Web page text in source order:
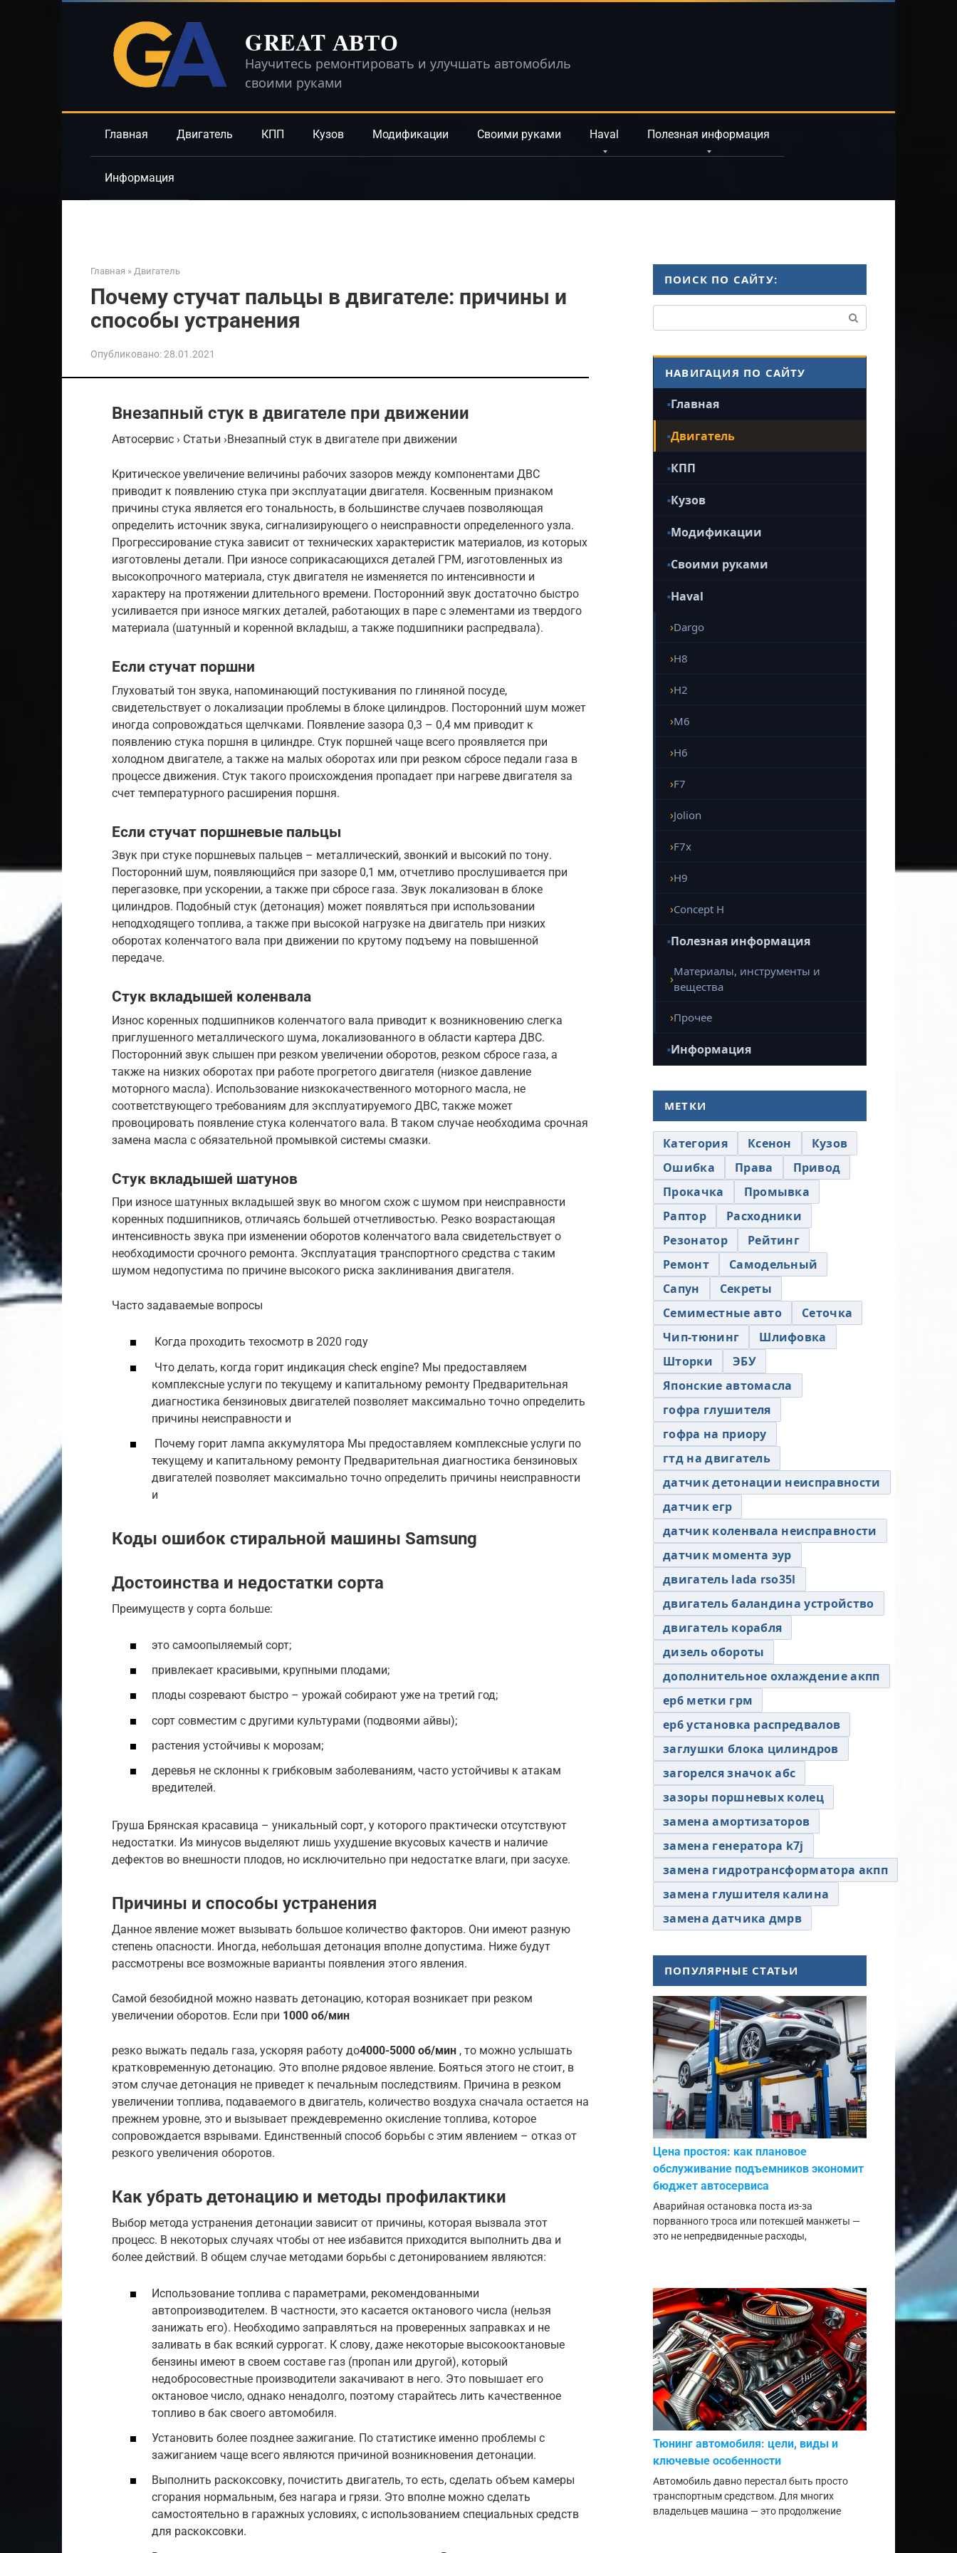
GREAT АВТО
Научитесь ремонтировать и улучшать автомобиль
своими руками
Главная Двигатель КПП Кузов Модификации Своими руками Haval Полезная информация
Информация
Главная » Двигатель
Почему стучат пальцы в двигателе: причины и
способы устранения
Опубликовано:28.01.2021
Внезапный стук в двигателе при движении
Автосервис › Статьи ›Внезапный стук в двигателе при движении
Критическое увеличение величины рабочих зазоров между компонентами ДВС
приводит к появлению стука при эксплуатации двигателя. Косвенным признаком
причины стука является его тональность, в большинстве случаев позволяющая
определить источник звука, сигнализирующего о неисправности определенного узла.
Прогрессирование стука зависит от технических характеристик материалов, из которых
изготовлены детали. При износе соприкасающихся деталей ГРМ, изготовленных из
высокопрочного материала, стук двигателя не изменяется по интенсивности и
характеру на протяжении длительного времени. Посторонний звук достаточно быстро
усиливается при износе мягких деталей, работающих в паре с элементами из твердого
материала (шатунный и коренной вкладыш, а также подшипники распредвала).
Если стучат поршни
Глуховатый тон звука, напоминающий постукивания по глиняной посуде,
свидетельствует о локализации проблемы в блоке цилиндров. Посторонний шум может
иногда сопровождаться щелчками. Появление зазора 0,3 – 0,4 мм приводит к
появлению стука поршня в цилиндре. Стук поршней чаще всего проявляется при
холодном двигателе, а также на малых оборотах или при резком сбросе педали газа в
процессе движения. Стук такого происхождения пропадает при нагреве двигателя за
счет температурного расширения поршня.
Если стучат поршневые пальцы
Звук при стуке поршневых пальцев – металлический, звонкий и высокий по тону.
Посторонний шум, появляющийся при зазоре 0,1 мм, отчетливо прослушивается при
перегазовке, при ускорении, а также при сбросе газа. Звук локализован в блоке
цилиндров. Подобный стук (детонация) может появляться при использовании
неподходящего топлива, а также при высокой нагрузке на двигатель при низких
оборотах коленчатого вала при движении по крутому подъему на повышенной
передаче.
Стук вкладышей коленвала
Износ коренных подшипников коленчатого вала приводит к возникновению слегка
приглушенного металлического шума, локализованного в области картера ДВС.
Посторонний звук слышен при резком увеличении оборотов, резком сбросе газа, а
также на низких оборотах при работе прогретого двигателя (низкое давление
моторного масла). Использование низкокачественного моторного масла, не
соответствующего требованиям для эксплуатируемого ДВС, также может
провоцировать появление стука коленчатого вала. В таком случае необходима срочная
замена масла с обязательной промывкой системы смазки.
Стук вкладышей шатунов
При износе шатунных вкладышей звук во многом схож с шумом при неисправности
коренных подшипников, отличаясь большей отчетливостью. Резко возрастающая
интенсивность звука при изменении оборотов коленчатого вала свидетельствует о
необходимости срочного ремонта. Эксплуатация транспортного средства с таким
шумом недопустима по причине высокого риска заклинивания двигателя.
Часто задаваемые вопросы
Когда проходить техосмотр в 2020 году
Что делать, когда горит индикация check engine? Мы предоставляем
комплексные услуги по текущему и капитальному ремонту Предварительная
диагностика бензиновых двигателей позволяет максимально точно определить
причины неисправности и
Почему горит лампа аккумулятора Мы предоставляем комплексные услуги по
текущему и капитальному ремонту Предварительная диагностика бензиновых
двигателей позволяет максимально точно определить причины неисправности
и
Коды ошибок стиральной машины Samsung
Достоинства и недостатки сорта
Преимуществ у сорта больше:
это самоопыляемый сорт;
привлекает красивыми, крупными плодами;
плоды созревают быстро – урожай собирают уже на третий год;
сорт совместим с другими культурами (подвоями айвы);
растения устойчивы к морозам;
деревья не склонны к грибковым заболеваниям, часто устойчивы к атакам
вредителей.
Груша Брянская красавица – уникальный сорт, у которого практически отсутствуют
недостатки. Из минусов выделяют лишь ухудшение вкусовых качеств и наличие
дефектов во внешности плодов, но исключительно при недостатке влаги, при засухе.
Причины и способы устранения
Данное явление может вызывать большое количество факторов. Они имеют разную
степень опасности. Иногда, небольшая детонация вполне допустима. Ниже будут
рассмотрены все возможные варианты появления этого явления.
Самой безобидной можно назвать детонацию, которая возникает при резком
увеличении оборотов. Если при 1000 об/мин
резко выжать педаль газа, ускоряя работу до4000-5000 об/мин , то можно услышать
кратковременную детонацию. Это вполне рядовое явление. Бояться этого не стоит, в
этом случае детонация не приведет к печальным последствиям. Причина в резком
увеличении топлива, подаваемого в двигатель, количество воздуха сначала остается на
прежнем уровне, это и вызывает преждевременно окисление топлива, которое
сопровождается взрывами. Единственный способ борьбы с этим явлением – отказ от
резкого увеличения оборотов.
Как убрать детонацию и методы профилактики
Выбор метода устранения детонации зависит от причины, которая вызвала этот
процесс. В некоторых случаях чтобы от нее избавится приходится выполнить два и
более действий. В общем случае методами борьбы с детонированием являются:
Использование топлива с параметрами, рекомендованными
автопроизводителем. В частности, это касается октанового числа (нельзя
занижать его). Необходимо заправляться на проверенных заправках и не
заливать в бак всякий суррогат. К слову, даже некоторые высокооктановые
бензины имеют в своем составе газ (пропан или другой), который
недобросовестные производители закачивают в него. Это повышает его
октановое число, однако ненадолго, поэтому старайтесь лить качественное
топливо в бак своего автомобиля.
Установить более позднее зажигание. По статистике именно проблемы с
зажиганием чаще всего являются причиной возникновения детонации.
Выполнить раскоксовку, почистить двигатель, то есть, сделать объем камеры
сгорания нормальным, без нагара и грязи. Это вполне можно сделать
самостоятельно в гаражных условиях, с использованием специальных средств
для раскоксовки.
ПОИСК ПО САЙТУ:
НАВИГАЦИЯ ПО САЙТУ
Главная
Двигатель
КПП
Кузов
Модификации
Своими руками
Haval
Dargo
H8
H2
M6
H6
F7
Jolion
F7x
H9
Concept H
Полезная информация
Материалы, инструменты и
вещества
Прочее
Информация
МЕТКИ
Категория Ксенон
Кузов
Ошибка
Права
Привод
Прокачка
Промывка
Раптор
Расходники
Резонатор
Рейтинг
Ремонт
Самодельный
Сапун
Секреты
Семиместные авто
Сеточка
Чип-тюнинг
Шлифовка
Шторки
ЭБУ
Японские автомасла
гофра глушителя
гофра на приору
гтд на двигатель
датчик детонации неисправности
датчик егр
датчик коленвала неисправности
датчик момента эур
двигатель lada rso35l
двигатель баландина устройство
двигатель корабля
дизель обороты
дополнительное охлаждение акпп
ер6 метки грм
ер6 установка распредвалов
заглушки блока цилиндров
загорелся значок абс
зазоры поршневых колец
замена амортизаторов
замена генератора k7j
замена гидротрансформатора акпп
замена глушителя калина
замена датчика дмрв
ПОПУЛЯРНЫЕ СТАТЬИ
Цена простоя: как плановое
обслуживание подъемников экономит
бюджет автосервиса
Аварийная остановка поста из-за
порванного троса или потекшей манжеты —
это не непредвиденные расходы,
Тюнинг автомобиля: цели, виды и
ключевые особенности
Автомобиль давно перестал быть просто
транспортным средством. Для многих
владельцев машина — это продолжение